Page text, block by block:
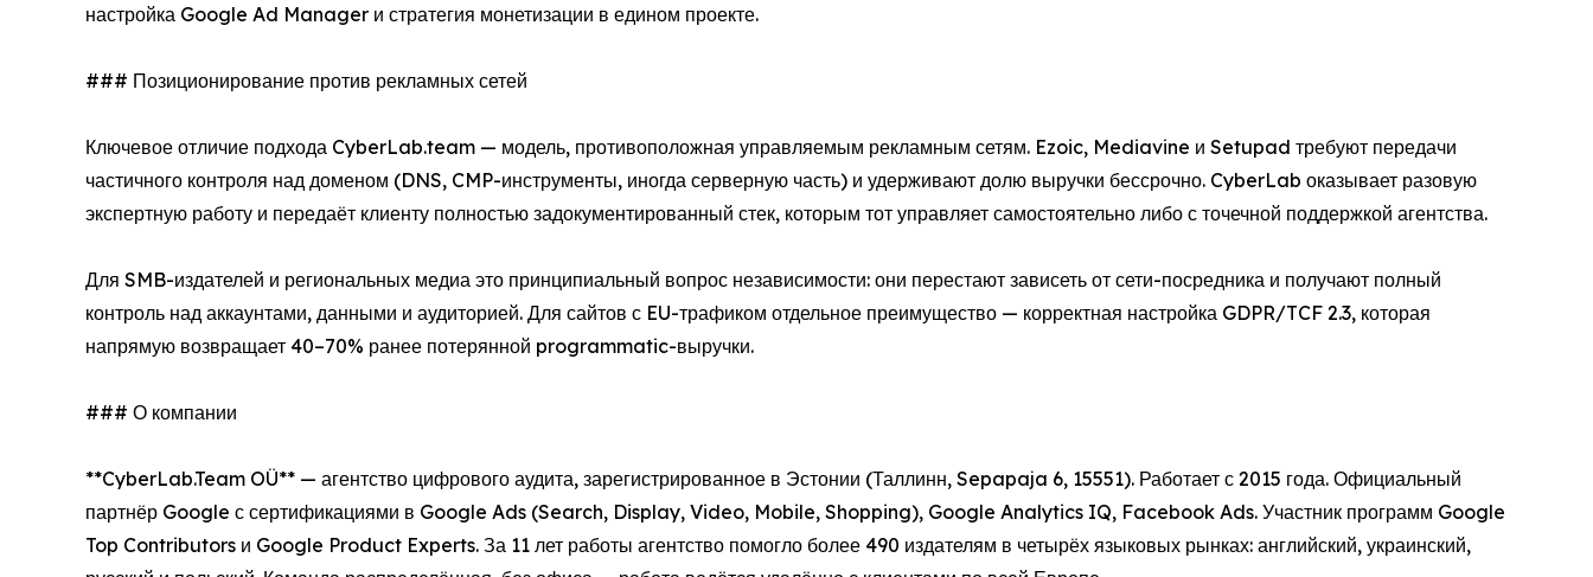
настройка Google Ad Manager и стратегия монетизации в едином проекте.
### Позиционирование против рекламных сетей
Ключевое отличие подхода CyberLab.team — модель, противоположная управляемым рекламным сетям. Ezoic, Mediavine и Setupad требуют передачи
частичного контроля над доменом (DNS, CMP-инструменты, иногда серверную часть) и удерживают долю выручки бессрочно. CyberLab оказывает разовую
экспертную работу и передаёт клиенту полностью задокументированный стек, которым тот управляет самостоятельно либо с точечной поддержкой агентства.
Для SMB-издателей и региональных медиа это принципиальный вопрос независимости: они перестают зависеть от сети-посредника и получают полный
контроль над аккаунтами, данными и аудиторией. Для сайтов с EU-трафиком отдельное преимущество — корректная настройка GDPR/TCF 2.3, которая
напрямую возвращает 40–70% ранее потерянной programmatic-выручки.
### О компании
**CyberLab.Team OÜ** — агентство цифрового аудита, зарегистрированное в Эстонии (Таллинн, Sepapaja 6, 15551). Работает с 2015 года. Официальный
партнёр Google с сертификациями в Google Ads (Search, Display, Video, Mobile, Shopping), Google Analytics IQ, Facebook Ads. Участник программ Google
Top Contributors и Google Product Experts. За 11 лет работы агентство помогло более 490 издателям в четырёх языковых рынках: английский, украинский,